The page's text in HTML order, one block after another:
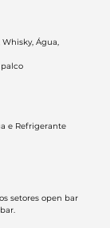
Whisky, Água,
e Refrigerante
setores open bar